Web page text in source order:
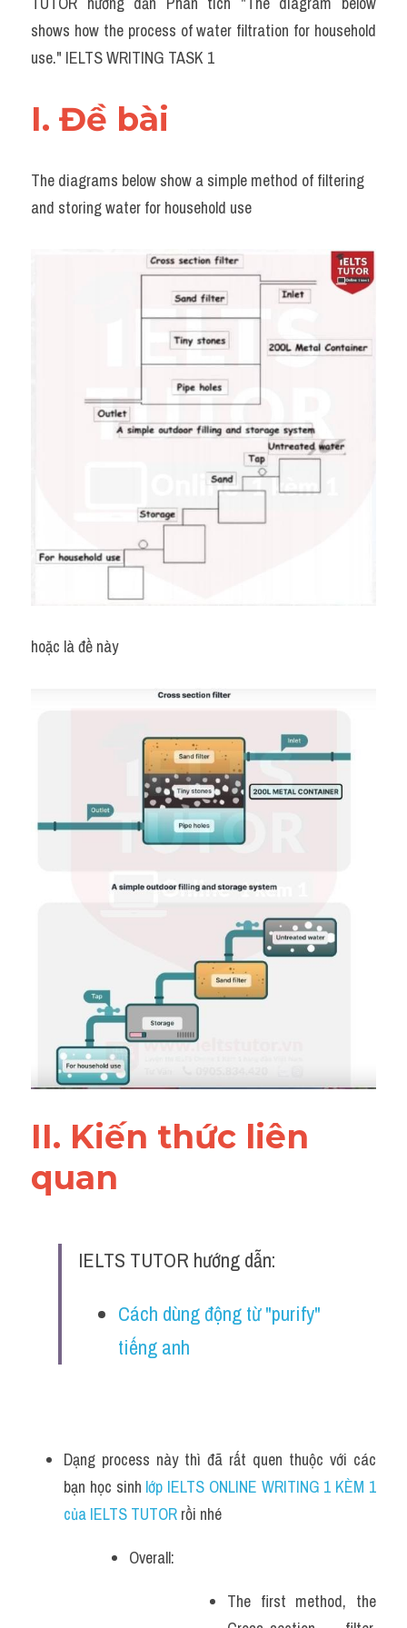
Task 2
Từ vựng theo topic
Grammar
Map
Cam
Đề thi IELTS thật
IELTS Advice
Đề thi thật Task 2
shows how the process of water filtration for household
use." IELTS WRITING TASK 1
I. Đề bài
The diagrams below show a simple method of filtering
and storing water for household use
hoặc là đề này
II. Kiến thức liên
quan
IELTS TUTOR hướng dẫn:
Cách dùng động từ "purify"
tiếng anh
Dạng process này thì đã rất quen thuộc với các
bạn học sinh lớp IELTS ONLINE WRITING 1 KÈM 1
của IELTS TUTOR rồi nhé
Overall:
The first method, the